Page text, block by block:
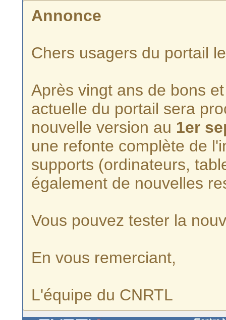
Annonce
Chers usagers du portail
Après vingt ans de bons
actuelle du portail sera
nouvelle version au 1er
une refonte complète de
supports (ordinateurs,
également de nouvelles
Vous pouvez tester la
En vous remerciant,
L'équipe du CNRTL